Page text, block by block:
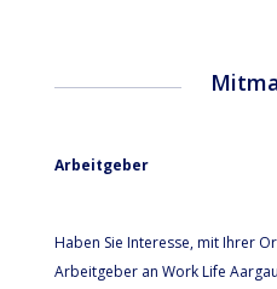
Arbeitgeber
Haben Sie Interesse, mit Ihrer
Arbeitgeber an Work Life